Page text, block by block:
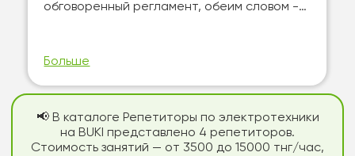
обговоренный регламент, обеим словом -—
Больше
📢 В каталоге Репетиторы по электротехники
на BUKI представлено 4 репетиторов.
Стоимость занятий — от 3500 до 15000 тнг/час,